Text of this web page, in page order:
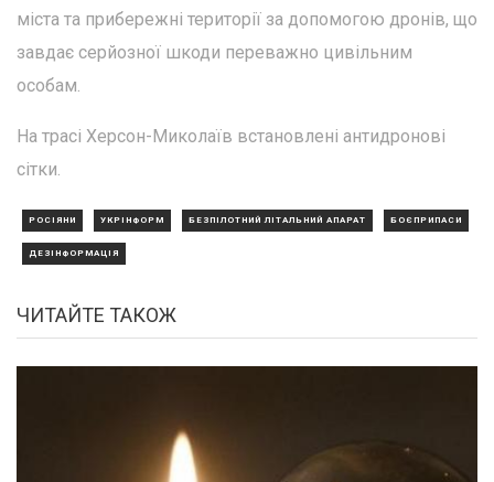
міста та прибережні території за допомогою дронів, що
завдає серйозної шкоди переважно цивільним
особам.
На трасі Херсон-Миколаїв встановлені антидронові
сітки.
РОСІЯНИ УКРІНФОРМ БЕЗПІЛОТНИЙ ЛІТАЛЬНИЙ АПАРАТ БОЄПРИПАСИ
ДЕЗІНФОРМАЦІЯ
ЧИТАЙТЕ ТАКОЖ